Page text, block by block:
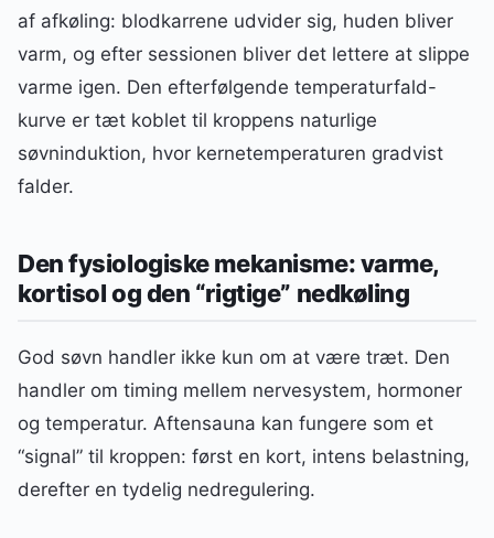
af afkøling: blodkarrene udvider sig, huden bliver
varm, og efter sessionen bliver det lettere at slippe
varme igen. Den efterfølgende temperaturfald-
kurve er tæt koblet til kroppens naturlige
søvninduktion, hvor kernetemperaturen gradvist
falder.
Den fysiologiske mekanisme: varme,
kortisol og den “rigtige” nedkøling
God søvn handler ikke kun om at være træt. Den
handler om timing mellem nervesystem, hormoner
og temperatur. Aftensauna kan fungere som et
“signal” til kroppen: først en kort, intens belastning,
derefter en tydelig nedregulering.